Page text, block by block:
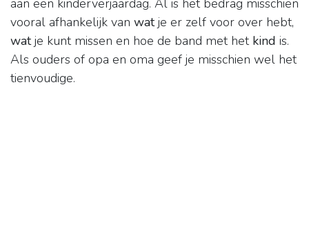
aan een kinderverjaardag. Al is het bedrag misschien
vooral afhankelijk van watje er zelf voor over hebt,
watje kunt missen en hoe de band met het kind is.
Als ouders of opa en oma geef je misschien wel het
tienvoudige.